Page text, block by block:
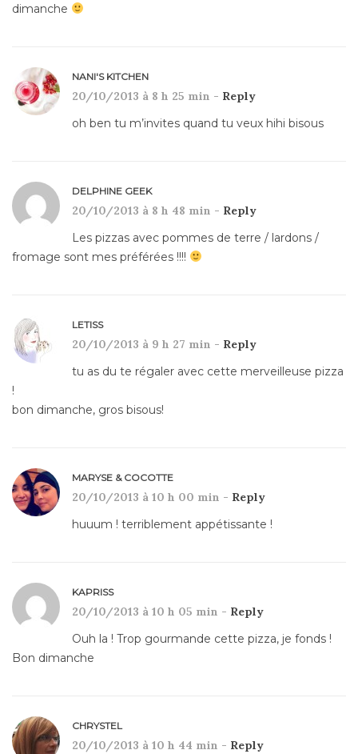
dimanche
NANI'S KITCHEN
20/10/2013 à 8 h 25 min - Reply
oh ben tu m’invites quand tu veux hihi bisous
DELPHINE GEEK
20/10/2013 à 8 h 48 min - Reply
Les pizzas avec pommes de terre / lardons /
fromage sont mes préférées !!!!
LETISS
20/10/2013 à 9 h 27 min - Reply
tu as du te régaler avec cette merveilleuse pizza
!
bon dimanche, gros bisous!
MARYSE & COCOTTE
20/10/2013 à 10 h 00 min - Reply
huuum ! terriblement appétissante !
KAPRISS
20/10/2013 à 10 h 05 min - Reply
Ouh la ! Trop gourmande cette pizza, je fonds !
Bon dimanche
CHRYSTEL
20/10/2013 à 10 h 44 min - Reply